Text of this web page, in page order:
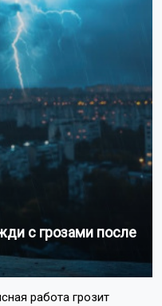
с грозами после
работа грозит